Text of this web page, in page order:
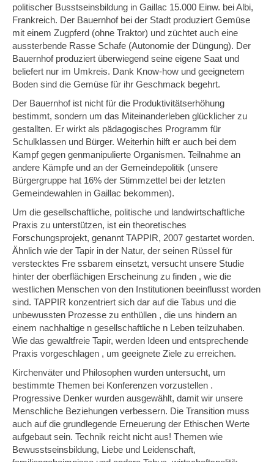
politischer Busstseinsbildung in Gaillac 15.000 Einw. bei Albi,
Frankreich. Der Bauernhof bei der Stadt produziert Gemüse
mit einem Zugpferd (ohne Traktor) und züchtet auch eine
aussterbende Rasse Schafe (Autonomie der Düngung). Der
Bauernhof produziert überwiegend seine eigene Saat und
beliefert nur im Umkreis. Dank Know-how und geeignetem
Boden sind die Gemüse für ihr Geschmack begehrt.
Der Bauernhof ist nicht für die Produktivitätserhöhung
bestimmt, sondern um das Miteinanderleben glücklicher zu
gestallten. Er wirkt als pädagogisches Programm für
Schulklassen und Bürger. Weiterhin hilft er auch bei dem
Kampf gegen genmanipulierte Organismen. Teilnahme an
andere Kämpfe und an der Gemeindepolitik (unsere
Bürgergruppe hat 16% der Stimmzettel bei der letzten
Gemeindewahlen in Gaillac bekommen).
Um die gesellschaftliche, politische und landwirtschaftliche
Praxis zu unterstützen, ist ein theoretisches
Forschungsprojekt, genannt TAPPIR, 2007 gestartet worden.
Ähnlich wie der Tapir in der Natur, der seinen Rüssel für
verstecktes Fre ssbarem einsetzt, versucht unsere Studie
hinter der oberflächigen Erscheinung zu finden , wie die
westlichen Menschen von den Institutionen beeinflusst worden
sind. TAPPIR konzentriert sich dar aufdie Tabus und die
unbewussten Prozesse zu enthüllen , die uns hindern an
einem nachhaltige n gesellschaftliche n Leben teilzuhaben.
Wie das gewaltfreie Tapir, werden Ideen und entsprechende
Praxis vorgeschlagen , um geeignete Ziele zu erreichen.
Kirchenväter und Philosophen wurden untersucht, um
bestimmte Themen bei Konferenzen vorzustellen .
Progressive Denker wurden ausgewählt, damit wir unsere
Menschliche Beziehungen verbessern. Die Transition muss
auch auf die grundlegende Erneuerung der Ethischen Werte
aufgebaut sein. Technik reicht nicht aus! Themen wie
Bewusstseinsbildung, Liebe und Leidenschaft,